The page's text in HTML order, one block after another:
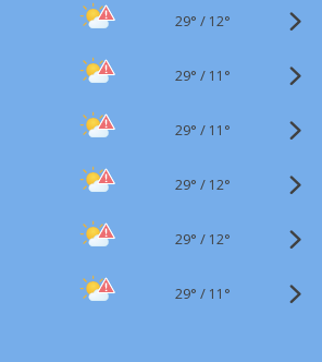
29° / 12°
29° / 11°
29° / 11°
29° / 12°
29° / 12°
29° / 11°